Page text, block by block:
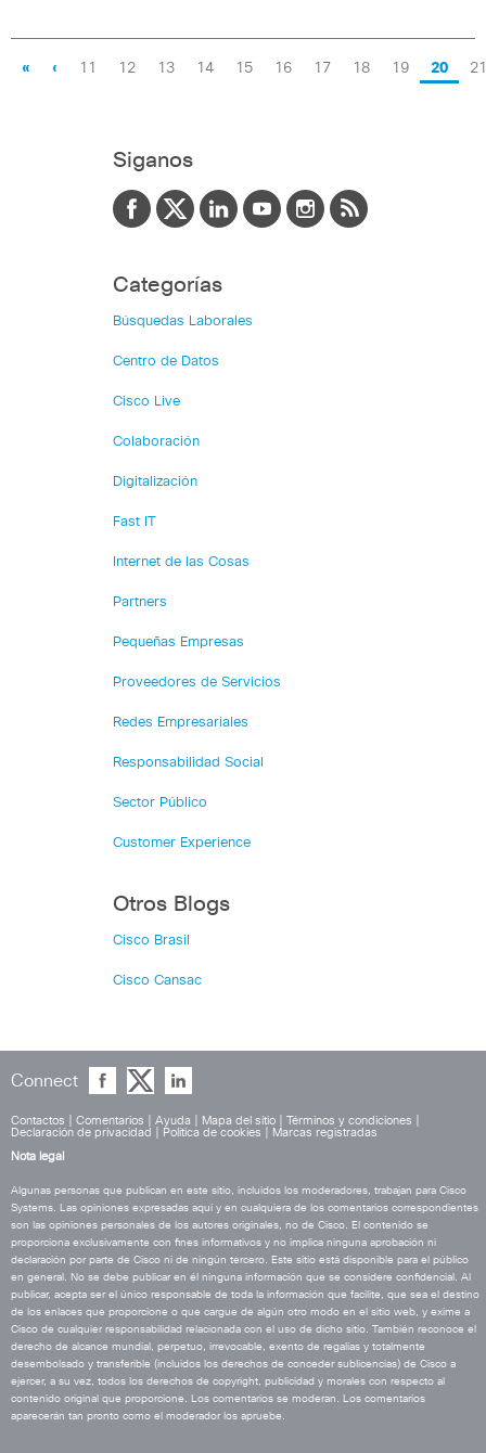
« ‹ 11 12 13 14 15 16 17 18 19 20 21
Siganos
Categorías
Búsquedas Laborales
Centro de Datos
Cisco Live
Colaboración
Digitalización
Fast IT
Internet de las Cosas
Partners
Pequeñas Empresas
Proveedores de Servicios
Redes Empresariales
Responsabilidad Social
Sector Público
Customer Experience
Otros Blogs
Cisco Brasil
Cisco Cansac
Connect
Contactos Comentarios Ayuda Mapa del sitio Términos y condiciones
Declaración de privacidad
Política de cookies
Marcas registradas
Nota legal
Algunas personas que publican en este sitio, incluidos los moderadores, trabajan para Cisco
Systems. Las opiniones expresadas aquí y en cualquiera de los comentarios correspondientes
son las opiniones personales de los autores originales, no de Cisco. El contenido se
proporciona exclusivamente con fines informativos y no implica ninguna aprobación ni
declaración por parte de Cisco ni de ningún tercero. Este sitio está disponible para el público
en general. No se debe publicar en él ninguna información que se considere confidencial. Al
publicar, acepta ser el único responsable de toda la información que facilite, que sea el destino
de los enlaces que proporcione o que cargue de algún otro modo en el sitio web, y exime a
Cisco de cualquier responsabilidad relacionada con el uso de dicho sitio. También reconoce el
derecho de alcance mundial, perpetuo, irrevocable, exento de regalías y totalmente
desembolsado y transferible (incluidos los derechos de conceder sublicencias) de Cisco a
ejercer, a su vez, todos los derechos de copyright, publicidad y morales con respecto al
contenido original que proporcione. Los comentarios se moderan. Los comentarios
aparecerán tan pronto como el moderador los apruebe.